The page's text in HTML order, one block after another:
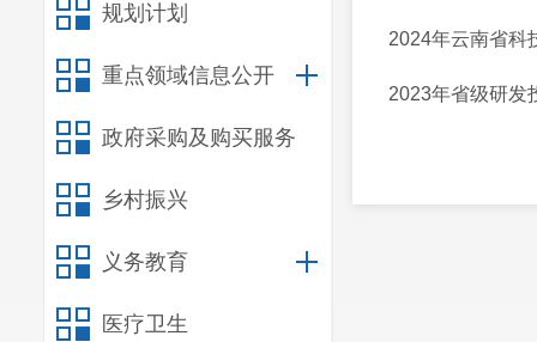
规划计划
重点领域信息公开
政府采购及购买服务
乡村振兴
义务教育
医疗卫生
2024年云南省科
2023年省级研发